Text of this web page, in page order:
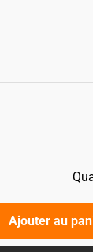
Ajouter au